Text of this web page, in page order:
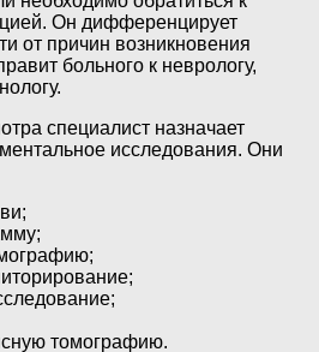
Он дифференцирует
от причин возникновения
больного к неврологу,
специалист назначает
исследования. Они
томографию.